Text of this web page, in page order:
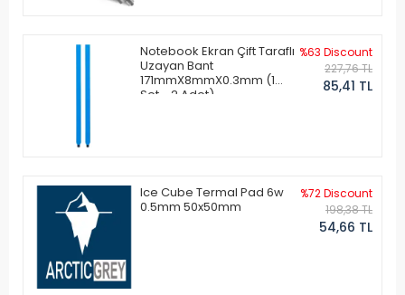
Notebook Ekran Çift Taraflı
Uzayan Bant
171mmX8mmX0.3mm (1
Set - 2 Adet)
%63 Discount
227,76 TL
85,41 TL
Ice Cube Termal Pad 6w
0.5mm 50x50mm
%72 Discount
198,38 TL
54,66 TL